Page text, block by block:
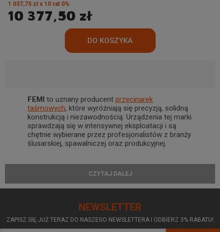
FEMI to uznany producent przecinarek
taśmowych, które wyróżniają się precyzją, solidną
konstrukcją i niezawodnością. Urządzenia tej marki
sprawdzają się w intensywnej eksploatacji i są
chętnie wybierane przez profesjonalistów z branży
ślusarskiej, spawalniczej oraz produkcyjnej.
Zastosowanie
przecinarek FEMI
Przecinarki taśmowe FEMI znajdują zastosowanie
w wielu obszarach, m.in. w:
CZYTAJ DALEJ
10 377,50 zł
1 037,75 zł x 10 rat 0%
NEWSLETTER
ZAPISZ SIĘ JUŻ TERAZ DO NASZEGO NEWSLETTERA I ODBIERZ 3% RABATU!